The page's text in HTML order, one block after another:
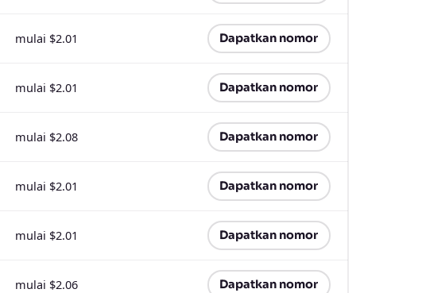
mulai $2.01 Dapatkan nomor
mulai $2.01 Dapatkan nomor
mulai $2.08 Dapatkan nomor
mulai $2.01 Dapatkan nomor
mulai $2.01 Dapatkan nomor
mulai $2.06 Dapatkan nomor